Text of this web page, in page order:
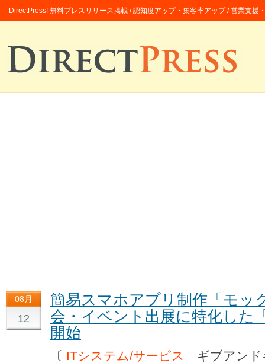
DirectPress! 無料プレスリリース掲載 / 認知度アップ・集客率アップ / 営業支援
08月
12
簡易スマホアプリ制作「モッ
会・イベント出展に特化した
開始
〔 ITシステム/サービス
ギブアン